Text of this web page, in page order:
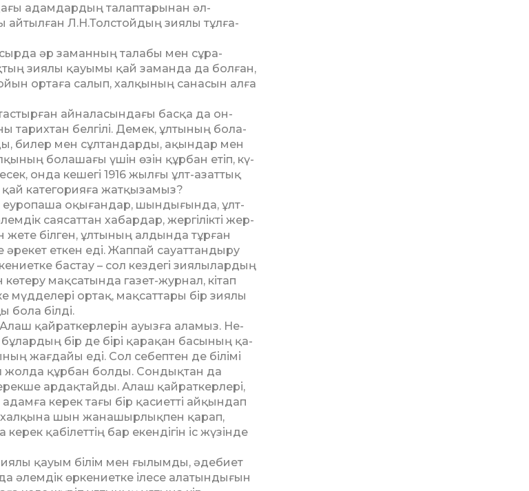
адамдардың талаптарынан әл­
айтылған Л.Н.Толстойдың зиялы тұлға­
әр заманның талабы мен сұра­
зиялы қауымы қай заманда да болған,
ортаға салып, халқының санасын алға
айналасындағы басқа да он­
тарихтан белгілі. Демек, ұлтының бола­
билер мен сұлтандарды, ақындар мен
болашағы үшін өзін құрбан етіп, кү­
онда кешегі 1916 жылғы ұлт-азат­тық
қай категорияға жатқызамыз?
оқығандар, шынды­ғында, ұлт­
саясаттан хабардар, жергілікті жер­
жете білген, ұлтының алдында тұр­ған
әрекет еткен еді. Жап­пай сауаттан­дыру
бастау – сол кездегі зия­лы­лардың
мақсатында газет-жур­нал, кітап
мүдделері ортақ, мақ­саттары бір зиялы
бола білді.
қайраткерлерін ауызға аламыз. Не­
бұлардың бір де бірі қарақан басының қа­
жағдайы еді. Сол себептен де бі­лімі
жолда құрбан болды. Сондықтан да
ардақтайды. Алаш қайраткерлері,
керек тағы бір қасиетті айқындап
халқына шын жанашырлықпен қарап,
қабілеттің бар екендігін іс жүзінде
зиялы қауым білім мен ғылымды, әде­биет
әлемдік өркениетке ілесе ала­тын­дығын